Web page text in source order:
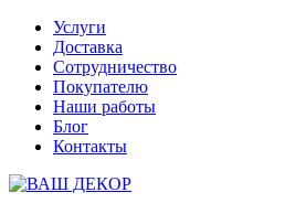
Услуги
Доставка
Сотрудничество
Покупателю
Наши работы
Блог
Контакты